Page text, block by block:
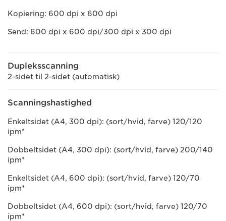
Kopiering: 600 dpi x 600 dpi
Send: 600 dpi x 600 dpi/300 dpi x 300 dpi
Dupleksscanning
2-sidet til 2-sidet (automatisk)
Scanningshastighed
Enkeltsidet (A4, 300 dpi): (sort/hvid, farve) 120/120
ipm*
Dobbeltsidet (A4, 300 dpi): (sort/hvid, farve) 200/140
ipm*
Enkeltsidet (A4, 600 dpi): (sort/hvid, farve) 120/70
ipm*
Dobbeltsidet (A4, 600 dpi): (sort/hvid, farve) 120/70
ipm*